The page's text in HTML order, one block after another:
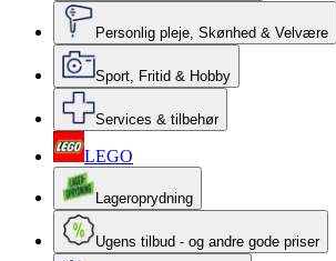
Personlig pleje, Skønhed & Velvære
Sport, Fritid & Hobby
Services & tilbehør
LEGO
Lageroprydning
Ugens tilbud - og andre gode priser